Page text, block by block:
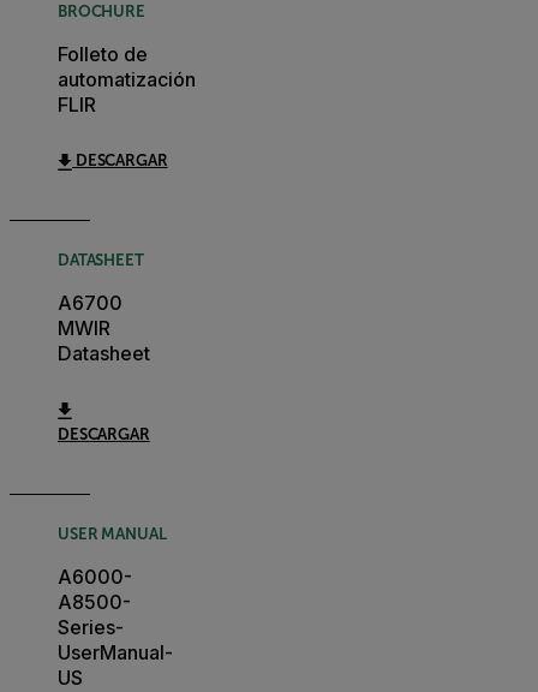
BROCHURE
Folleto de
automatización
FLIR
DESCARGAR
DATASHEET
A6700
MWIR
Datasheet
DESCARGAR
USER MANUAL
A6000-
A8500-
Series-
UserManual-
US